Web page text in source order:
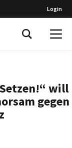
Login
will
gegen